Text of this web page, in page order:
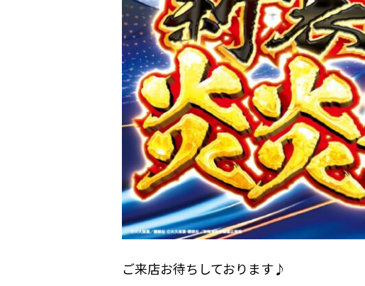
ご来店お待ちしております♪